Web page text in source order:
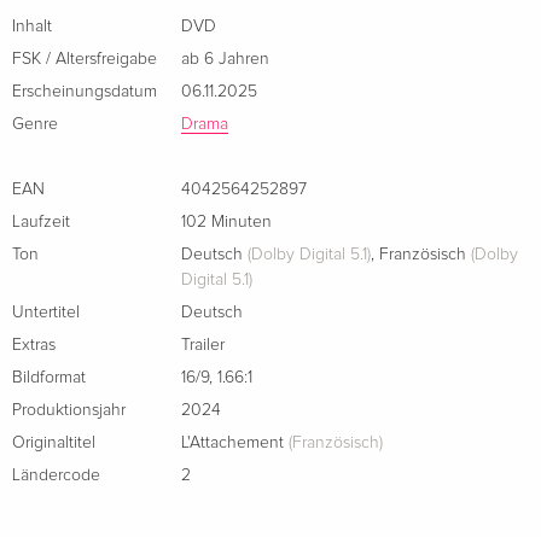
es eindrücklich, den Begriff der Familie neu zu definieren.
Inhalt
DVD
FSK / Altersfreigabe
ab 6 Jahren
Erscheinungsdatum
06.11.2025
Genre
Drama
EAN
4042564252897
Laufzeit
102 Minuten
Ton
Deutsch (Dolby Digital 5.1), Französisch (Dolby
Digital 5.1)
Untertitel
Deutsch
Extras
Trailer
Bildformat
16/9, 1.66:1
Produktionsjahr
2024
Originaltitel
L'Attachement (Französisch)
Ländercode
2